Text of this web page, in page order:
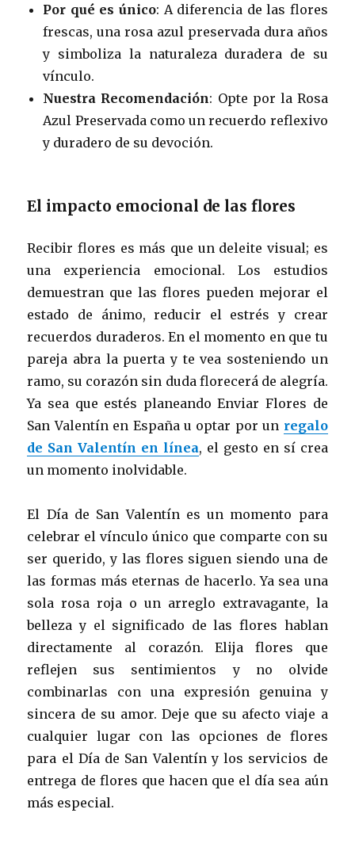
Por qué es único: A diferencia de las flores
frescas, una rosa azul preservada dura años
y simboliza la naturaleza duradera de su
vínculo.
Nuestra Recomendación: Opte por la Rosa
Azul Preservada como un recuerdo reflexivo
y duradero de su devoción.
El impacto emocional de las flores
Recibir flores es más que un deleite visual; es
una experiencia emocional. Los estudios
demuestran que las flores pueden mejorar el
estado de ánimo, reducir el estrés y crear
recuerdos duraderos. En el momento en que tu
pareja abra la puerta y te vea sosteniendo un
ramo, su corazón sin duda florecerá de alegría.
Ya sea que estés planeando Enviar Flores de
San Valentín en España u optar por un regalo
de San Valentín en línea, el gesto en sí crea
un momento inolvidable.
El Día de San Valentín es un momento para
celebrar el vínculo único que comparte con su
ser querido, y las flores siguen siendo una de
las formas más eternas de hacerlo. Ya sea una
sola rosa roja o un arreglo extravagante, la
belleza y el significado de las flores hablan
directamente al corazón. Elija flores que
reflejen sus sentimientos y no olvide
combinarlas con una expresión genuina y
sincera de su amor. Deje que su afecto viaje a
cualquier lugar con las opciones de flores
para el Día de San Valentín y los servicios de
entrega de flores que hacen que el día sea aún
más especial.